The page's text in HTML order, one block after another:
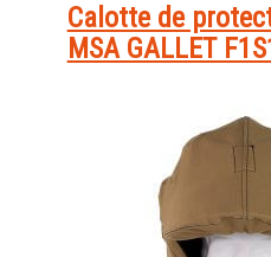
Calotte de
MSA GALLET